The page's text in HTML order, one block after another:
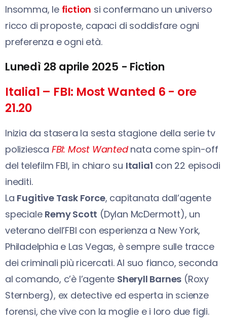
Insomma, le fiction si confermano un universo
ricco di proposte, capaci di soddisfare ogni
preferenza e ogni età.
Lunedì 28 aprile 2025 - Fiction
Italia1 – FBI: Most Wanted 6 - ore
21.20
Inizia da stasera la sesta stagione della serie tv
poliziesca FBI: Most Wanted nata come spin-off
del telefilm FBI, in chiaro su Italia1 con 22 episodi
inediti.
La Fugitive Task Force, capitanata dall’agente
speciale Remy Scott (Dylan McDermott), un
veterano dell’FBI con esperienza a New York,
Philadelphia e Las Vegas, è sempre sulle tracce
dei criminali più ricercati. Al suo fianco, seconda
al comando, c’è l’agente Sheryll Barnes (Roxy
Sternberg), ex detective ed esperta in scienze
forensi, che vive con la moglie e i loro due figli.